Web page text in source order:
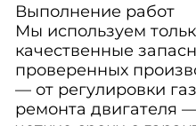
Выполнение работ
Мы используем
качественные
проверенных
— от регулировки
ремонта двигателя